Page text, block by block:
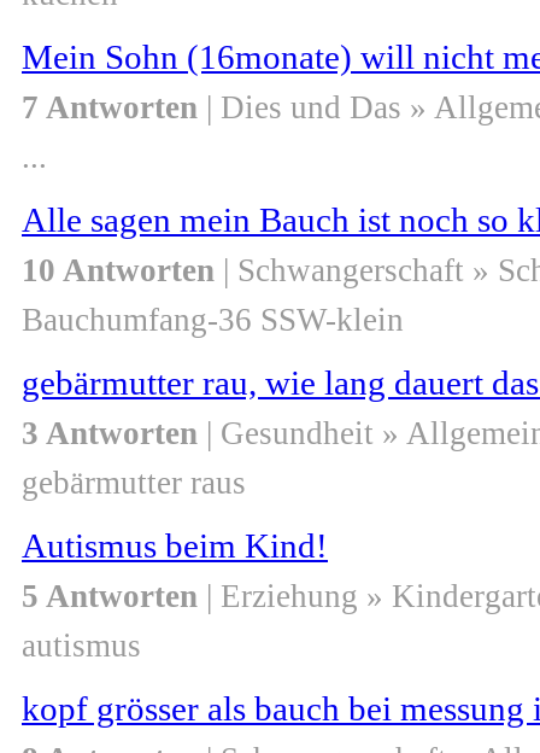
Mein Sohn (16monate) will nicht
7 Antworten | Dies und Das »
...
Alle sagen mein Bauch ist noch so
10 Antworten | Schwangerschaft »
Bauchumfang-36 SSW-klein
gebärmutter rau, wie lang dauert
3 Antworten | Gesundheit »
gebärmutter raus
Autismus beim Kind!
5 Antworten | Erziehung »
autismus
kopf grösser als bauch bei messung